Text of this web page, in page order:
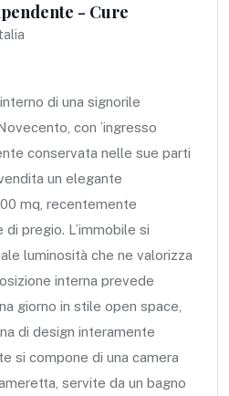
- Cure
di una signorile
con ’ingresso
conservata nelle sue parti
un elegante
mq, recentemente
pregio. L’immobile si
luminosità che ne valorizza
interna prevede
giorno in stile open space,
di design interamente
si compone di una camera
servite da un bagno